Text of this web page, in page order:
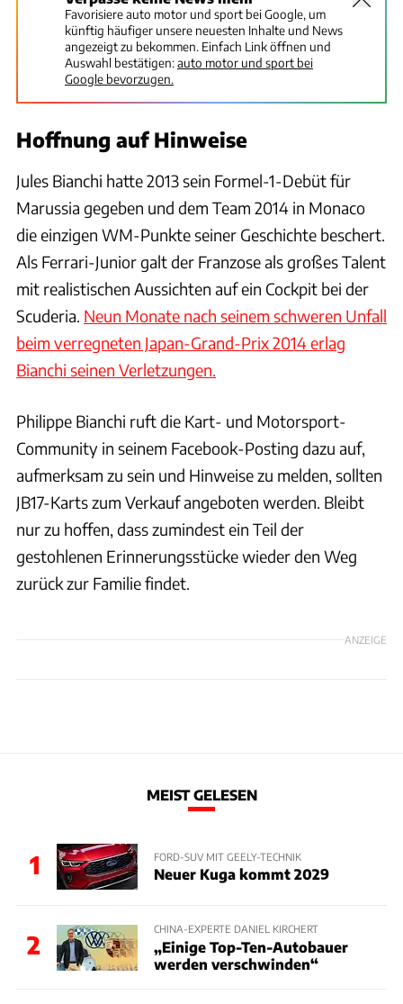
Favorisiere auto motor und sport bei Google, um
künftig häufiger unsere neuesten Inhalte und News
angezeigt zu bekommen. Einfach Link öffnen und
Auswahl bestätigen:auto motor und sport bei
Google bevorzugen.
Hoffnung auf Hinweise
Jules Bianchi hatte 2013 sein Formel-1-Debüt für
Marussia gegeben und dem Team 2014 in Monaco
die einzigen WM-Punkte seiner Geschichte beschert.
Als Ferrari-Junior galt der Franzose als großes Talent
mit realistischen Aussichten auf ein Cockpit bei der
Scuderia. Neun Monate nach seinem schweren Unfall
beim verregneten Japan-Grand-Prix 2014 erlag
Bianchi seinen Verletzungen.
Philippe Bianchi ruft die Kart- und Motorsport-
Community in seinem Facebook-Posting dazu auf,
aufmerksam zu sein und Hinweise zu melden, sollten
JB17-Karts zum Verkauf angeboten werden. Bleibt
nur zu hoffen, dass zumindest ein Teil der
gestohlenen Erinnerungsstücke wieder den Weg
zurück zur Familie findet.
ANZEIGE
MEIST GELESEN
1 FORD-SUV MIT GEELY-TECHNIK
Neuer Kuga kommt 2029
2
CHINA-EXPERTE DANIEL KIRCHERT
„Einige Top-Ten-Autobauer
werden verschwinden“